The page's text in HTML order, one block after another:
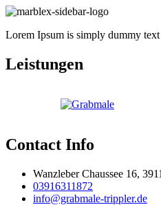
Lorem Ipsum is simply dummy
Leistungen
Contact Info
Wanzleber Chaussee 16,
03916311872
info@grabmale-trippler.de